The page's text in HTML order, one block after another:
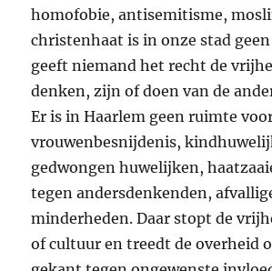
homofobie, antisemitisme,
christenhaat is in onze stad
geeft niemand het recht de
denken, zijn of doen van de
Er is in Haarlem geen ruimte
vrouwenbesnijdenis,
gedwongen huwelijken,
tegen andersdenkenden,
minderheden. Daar stopt de
of cultuur en treedt de overheid